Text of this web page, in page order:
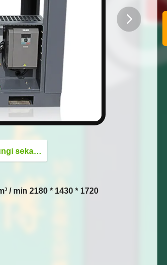
sekarang
/ min 2180 * 1430 * 1720